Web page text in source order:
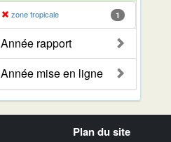
zone tropicale 1
Année rapport
Année mise en ligne
Plan du site